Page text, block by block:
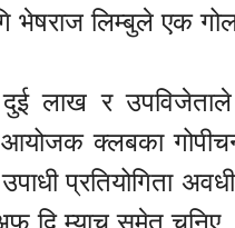
भेषराज लिम्बुले एक
दुई लाख र उपविजेताले
आयोजकक्लबका
उपाधी प्रतियोगिता